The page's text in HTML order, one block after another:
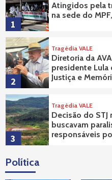
1
Atingidos pela
na sede do
2
Tragédia VALE
Diretoria da
presidente
Justiça e
3
Tragédia VALE
Decisão do
buscavam
responsáveis
Política